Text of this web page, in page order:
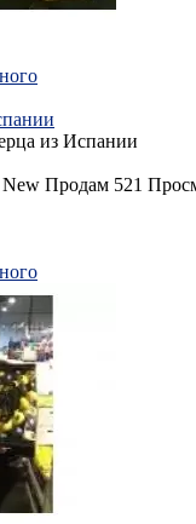
из Испании
New Продам 521